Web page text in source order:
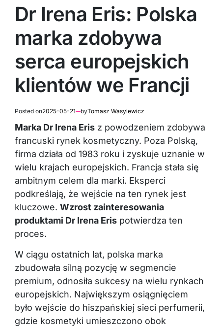
Dr Irena Eris: Polska
marka zdobywa
serca europejskich
klientów we Francji
Posted on2025-05-21 byTomasz Wasylewicz
Marka Dr Irena Eris z powodzeniem zdobywa
francuski rynek kosmetyczny. Poza Polską,
firma działa od 1983 roku i zyskuje uznanie w
wielu krajach europejskich. Francja stała się
ambitnym celem dla marki. Eksperci
podkreślają, że wejście na ten rynek jest
kluczowe. Wzrost zainteresowania
produktami Dr Irena Eris potwierdza ten
proces.
W ciągu ostatnich lat, polska marka
zbudowała silną pozycję w segmencie
premium, odnosiła sukcesy na wielu rynkach
europejskich. Największym osiągnięciem
było wejście do hiszpańskiej sieci perfumerii,
gdzie kosmetyki umieszczono obok